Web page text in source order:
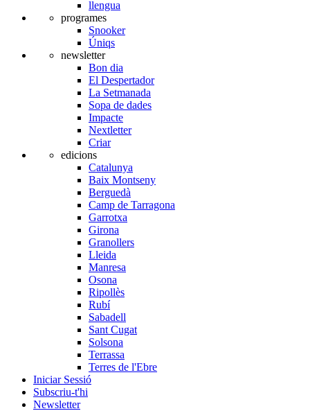
llengua
programes
Snooker
Úniqs
newsletter
Bon dia
El Despertador
La Setmanada
Sopa de dades
Impacte
Nextletter
Criar
edicions
Catalunya
Baix Montseny
Berguedà
Camp de Tarragona
Garrotxa
Girona
Granollers
Lleida
Manresa
Osona
Ripollès
Rubí
Sabadell
Sant Cugat
Solsona
Terrassa
Terres de l'Ebre
Iniciar Sessió
Subscriu-t'hi
Newsletter